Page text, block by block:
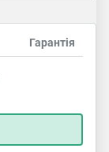
Гарантія